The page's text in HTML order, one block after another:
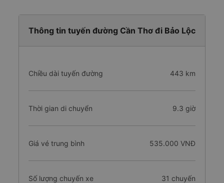
Thông tin tuyến đường Cần Thơ đi Bảo Lộc
Chiều dài tuyến đường 443 km
Thời gian di chuyển 9.3 giờ
Giá vé trung bình 535.000 VNĐ
Số lượng chuyến xe 31 chuyến